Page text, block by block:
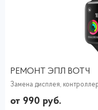
РЕМОНТ ЭПЛ ВОТЧ
Замена дисплея,
от 990 руб.